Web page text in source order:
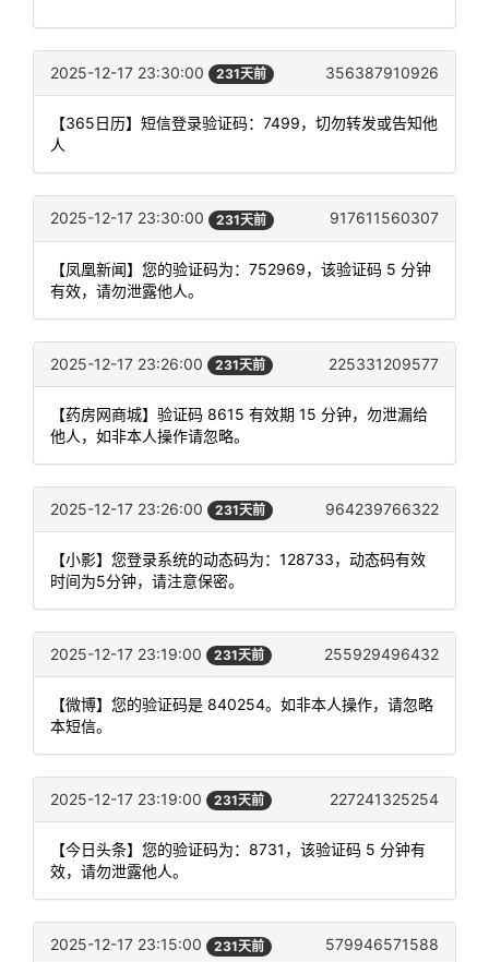
2025-12-17 23:30:00 231天前 356387910926
【365日历】短信登录验证码：7499，切勿转发或告知他
人
2025-12-17 23:30:00 231天前 917611560307
【凤凰新闻】您的验证码为：752969，该验证码 5 分钟
有效，请勿泄露他人。
2025-12-17 23:26:00 231天前 225331209577
【药房网商城】验证码 8615 有效期 15 分钟，勿泄漏给
他人，如非本人操作请忽略。
2025-12-17 23:26:00 231天前 964239766322
【小影】您登录系统的动态码为：128733，动态码有效
时间为5分钟，请注意保密。
2025-12-17 23:19:00 231天前 255929496432
【微博】您的验证码是 840254。如非本人操作，请忽略
本短信。
2025-12-17 23:19:00 231天前 227241325254
【今日头条】您的验证码为：8731，该验证码 5 分钟有
效，请勿泄露他人。
2025-12-17 23:15:00 231天前 579946571588